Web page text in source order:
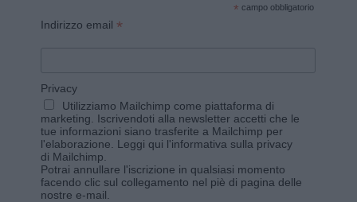
* campo obbligatorio
Indirizzo email *
Privacy
Utilizziamo Mailchimp come piattaforma di
marketing. Iscrivendoti alla newsletter accetti che le
tue informazioni siano trasferite a Mailchimp per
l'elaborazione. Leggi qui l'informativa sulla privacy
di Mailchimp
Potrai annullare l'iscrizione in qualsiasi momento
facendo clic sul collegamento nel piè di pagina delle
nostre e-mail.